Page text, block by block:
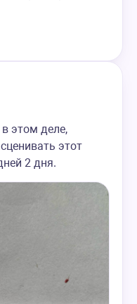
этом деле,
этот
2 дня.